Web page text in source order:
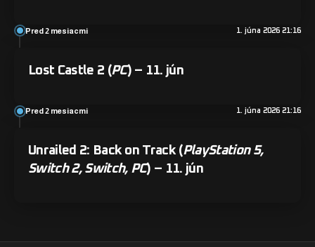
Pred 2 mesiacmi 1. júna 2026 21:16
Lost Castle 2 (PC) – 11. jún
Pred 2 mesiacmi 1. júna 2026 21:16
Unrailed 2: Back on Track (PlayStation 5,
Switch 2, Switch, PC) – 11. jún